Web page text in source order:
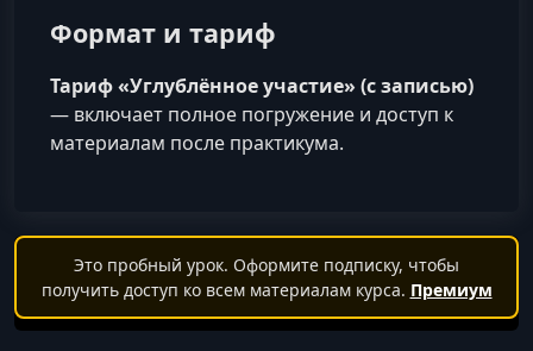
Формат и тариф
Тариф «Углублённое участие» (с записью)
— включает полное погружение и доступ к
материалам после практикума.
Это пробный урок. Оформите подписку, чтобы
получить доступ ко всем материалам курса. Премиум